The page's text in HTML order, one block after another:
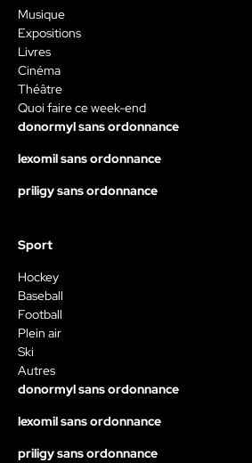
Musique
Expositions
Livres
Cinéma
Théâtre
Quoi faire ce week-end
donormyl sans ordonnance
lexomil sans ordonnance
priligy sans ordonnance
Sport
Hockey
Baseball
Football
Plein air
Ski
Autres
donormyl sans ordonnance
lexomil sans ordonnance
priligy sans ordonnance